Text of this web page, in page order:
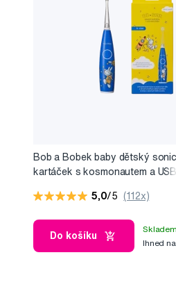
Bob a Bobek baby dětský
kartáček s kosmonautem a USB
5,0/5 (112x)
Do košíku
Ihned na